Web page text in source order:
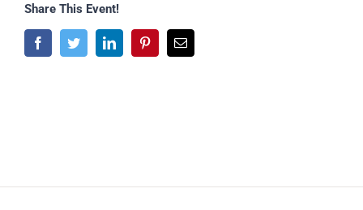
Share This Event!
FacebookTwitterLinkedInPinterestE-
Mail